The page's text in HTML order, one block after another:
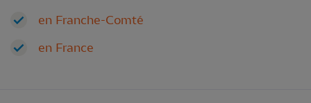
en Franche-Comté
en France